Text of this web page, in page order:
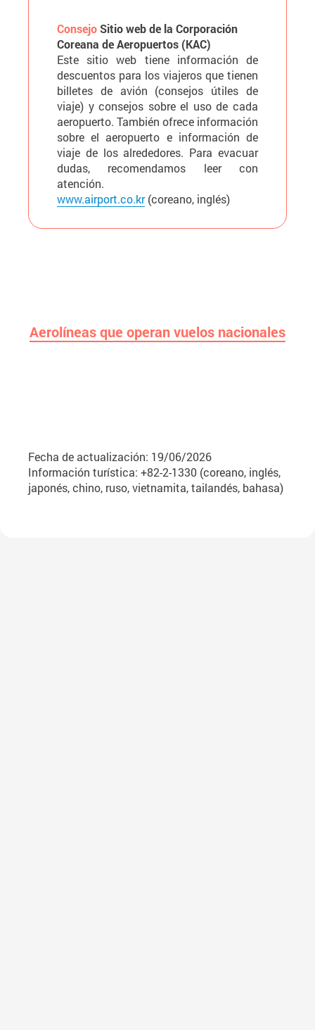
ConsejoSitio web de la Corporación
Coreana de Aeropuertos (KAC)
Este sitio web tiene información de
descuentos para los viajeros que tienen
billetes de avión (consejos útiles de
viaje) y consejos sobre el uso de cada
aeropuerto. También ofrece información
sobre el aeropuerto e información de
viaje de los alrededores. Para evacuar
dudas, recomendamos leer con
atención.
www.airport.co.kr(coreano, inglés)
Aerolíneas que operan vuelos nacionales
Fecha de actualización: 19/06/2026
Información turística: +82-2-1330 (coreano, inglés,
japonés, chino, ruso, vietnamita, tailandés, bahasa)